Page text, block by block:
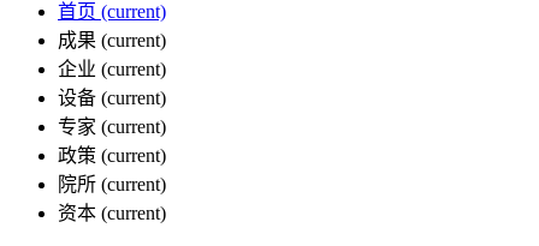
首页 (current)
成果 (current)
企业 (current)
设备 (current)
专家 (current)
政策 (current)
院所 (current)
资本 (current)